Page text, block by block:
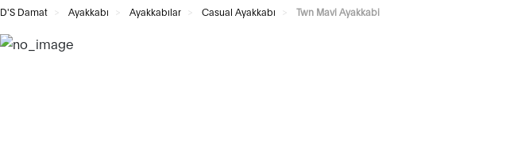
D'S Damat Ayakkabı Ayakkabılar Casual Ayakkabı Twn Mavi Ayakkabi